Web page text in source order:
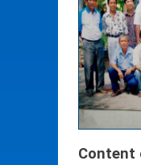
Content